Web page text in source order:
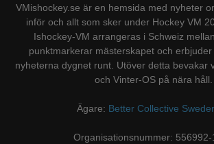
VMishockey.se är en hemsida med nyheter
inför och allt som sker under Hockey VM
Ishockey-VM arrangeras i Schweiz
punktmarkerar mästerskapet och
nyheterna dygnet runt. Utöver detta bevakar
och Vinter-OS på nära håll.
Ägare: Better Collective
Organisationsnummer: 556992-